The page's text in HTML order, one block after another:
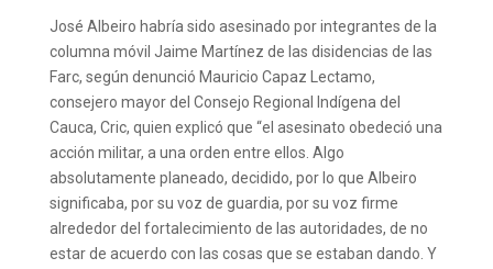
José Albeiro habría sido asesinado por integrantes de la
columna móvil Jaime Martínez de las disidencias de las
Farc, según denunció Mauricio Capaz Lectamo,
consejero mayor del Consejo Regional Indígena del
Cauca, Cric, quien explicó que “el asesinato obedeció una
acción militar, a una orden entre ellos. Algo
absolutamente planeado, decidido, por lo que Albeiro
significaba, por su voz de guardia, por su voz firme
alrededor del fortalecimiento de las autoridades, de no
estar de acuerdo con las cosas que se estaban dando. Y